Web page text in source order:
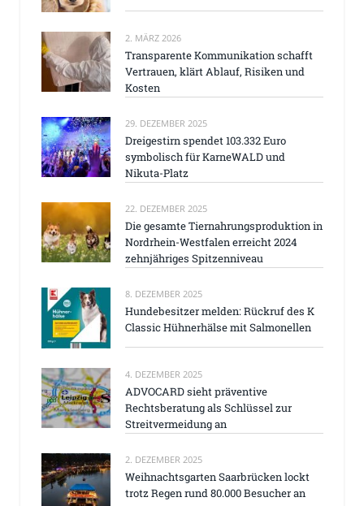
2. MÄRZ 2026
Transparente Kommunikation schafft
Vertrauen, klärt Ablauf, Risiken und
Kosten
29. DEZEMBER 2025
Dreigestirn spendet 103.332 Euro
symbolisch für KarneWALD und
Nikuta-Platz
22. DEZEMBER 2025
Die gesamte Tiernahrungsproduktion in
Nordrhein-Westfalen erreicht 2024
zehnjähriges Spitzenniveau
8. DEZEMBER 2025
Hundebesitzer melden: Rückruf des K
Classic Hühnerhälse mit Salmonellen
4. DEZEMBER 2025
ADVOCARD sieht präventive
Rechtsberatung als Schlüssel zur
Streitvermeidung an
2. DEZEMBER 2025
Weihnachtsgarten Saarbrücken lockt
trotz Regen rund 80.000 Besucher an